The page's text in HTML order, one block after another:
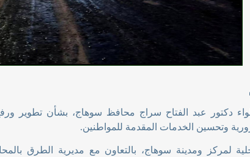
دكتور عبد الفتاح سراج محافظ سوهاج، بشأن تطوير
وتحسين الخدمات المقدمة للمواطنين.
لمركز ومدينة سوهاج، بالتعاون مع مديرية الطرق